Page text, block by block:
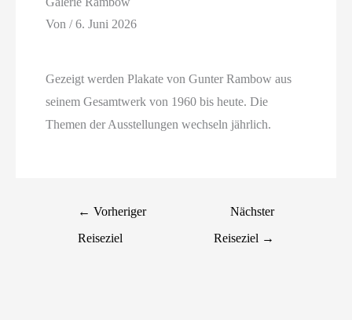
Von/6. Juni 2026
Gezeigt werden Plakate von Gunter Rambow aus
seinem Gesamtwerk von 1960 bis heute. Die
Themen der Ausstellungen wechseln jährlich.
← Vorheriger
Reiseziel
Nächster
Reiseziel →